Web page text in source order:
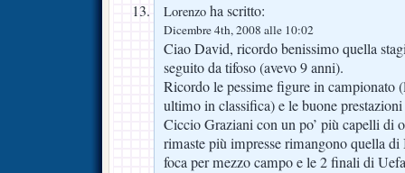
Lorenzo ha scritto:
Dicembre 4th, 2008 alle 10:02
Ciao David, ricordo benissimo quella
seguito da tifoso (avevo 9 anni).
Ricordo le pessime figure in campionato
ultimo in classifica) e le buone
Ciccio Graziani con un po’ più capelli di
rimaste più impresse rimangono quella
foca per mezzo campo e le 2 finali di